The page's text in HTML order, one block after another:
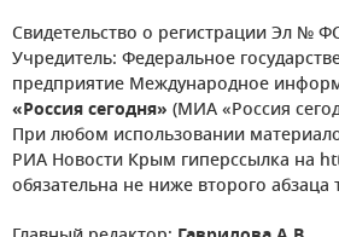
Свидетельство о регистрации Эл №
Учредитель: Федеральное
предприятие Международное
«Россия сегодня» (МИА «Россия
При любом использовании
РИА Новости Крым гиперссылка на
обязательна не ниже второго абзаца